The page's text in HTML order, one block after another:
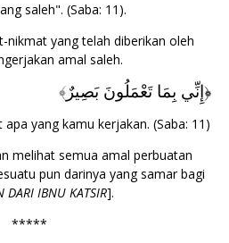
saleh". (Saba: 11).
nikmat yang telah diberikan oleh
amal saleh.
﴿إِنِّي بِمَا تَعْمَلُونَ بَصِيرٌ﴾
yang kamu kerjakan. (Saba: 11)
melihat semua amal perbuatan
pun darinya yang samar bagi
DARI IBNU KATSIR].
*****